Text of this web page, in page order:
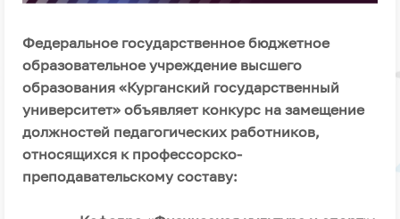
Федеральное государственное бюджетное
образовательное учреждение высшего
образования «Курганский государственный
университет» объявляет конкурс на замещение
должностей педагогических работников,
относящихся к профессорско-
преподавательскому составу: